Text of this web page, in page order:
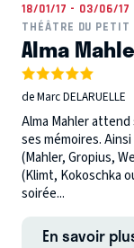
18/01/17 - 03/06/17
THÉÂTRE DU PETIT
Alma
de Marc DELARUELLE
Alma Mahler
ses mémoires.
(Mahler, Gropius,
(Klimt, Kokoschka
soirée...
En savoir